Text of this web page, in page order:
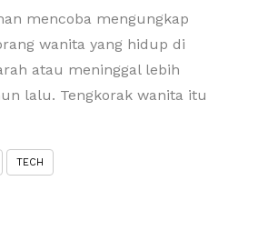
mencoba mengungkap
wanita yang hidup di
atau meninggal lebih
lalu. Tengkorak wanita itu
TECH